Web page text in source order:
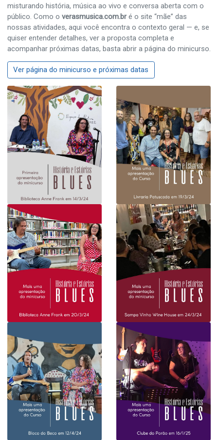
misturando história, música ao vivo e conversa aberta com o
público. Como o verasmusica.com.bré o site “mãe” das
nossas atividades, aqui você encontra o contexto geral — e, se
quiser entender detalhes, ver a proposta completa e
acompanhar próximas datas, basta abrir a página do minicurso.
Ver página do minicurso e próximas datas